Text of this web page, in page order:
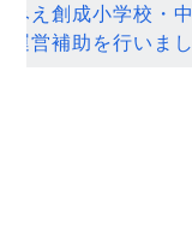
なみえ創成小学校・
の運営補助を行いま